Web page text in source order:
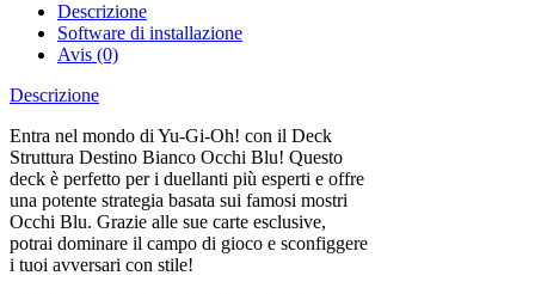
Descrizione
Software di installazione
Avis (0)
Descrizione
Entra nel mondo di Yu-Gi-Oh! con il Deck
Struttura Destino Bianco Occhi Blu! Questo
deck è perfetto per i duellanti più esperti e offre
una potente strategia basata sui famosi mostri
Occhi Blu. Grazie alle sue carte esclusive,
potrai dominare il campo di gioco e sconfiggere
i tuoi avversari con stile!